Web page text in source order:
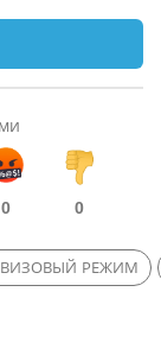
0 0
РЕЖИМ